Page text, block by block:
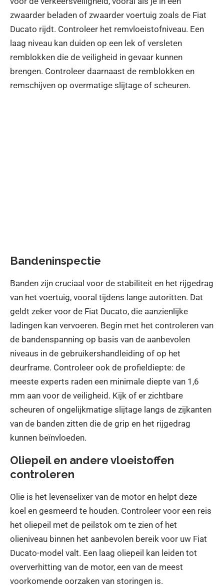
zwaarder beladen of zwaarder voertuig zoals de Fiat
Ducato rijdt. Controleer het remvloeistofniveau. Een
laag niveau kan duiden op een lek of versleten
remblokken die de veiligheid in gevaar kunnen
brengen. Controleer daarnaast de remblokken en
remschijven op overmatige slijtage of scheuren.
Bandeninspectie
Banden zijn cruciaal voor de stabiliteit en het rijgedrag
van het voertuig, vooral tijdens lange autoritten. Dat
geldt zeker voor de Fiat Ducato, die aanzienlijke
ladingen kan vervoeren. Begin met het controleren van
de bandenspanning op basis van de aanbevolen
niveaus in de gebruikershandleiding of op het
deurframe. Controleer ook de profieldiepte: de
meeste experts raden een minimale diepte van 1,6
mm aan voor de veiligheid. Kijk of er zichtbare
scheuren of ongelijkmatige slijtage langs de zijkanten
van de banden zitten die de grip en het rijgedrag
kunnen beïnvloeden.
Oliepeil en andere vloeistoffen
controleren
Olie is het levenselixer van de motor en helpt deze
koel en gesmeerd te houden. Controleer voor een reis
het oliepeil met de peilstok om te zien of het
olieniveau binnen het aanbevolen bereik voor uw Fiat
Ducato-model valt. Een laag oliepeil kan leiden tot
oververhitting van de motor, een van de meest
voorkomende oorzaken van storingen is.